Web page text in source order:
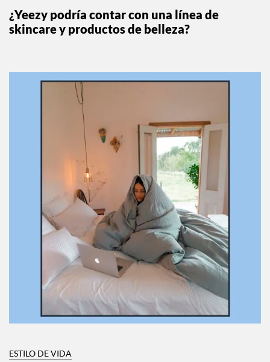
¿Yeezy podría contar con una línea de
skincare y productos de belleza?
ESTILO DE VIDA